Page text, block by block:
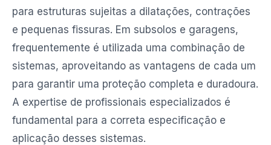
para estruturas sujeitas a dilatações, contrações
e pequenas fissuras. Em subsolos e garagens,
frequentemente é utilizada uma combinação de
sistemas, aproveitando as vantagens de cada um
para garantir uma proteção completa e duradoura.
A expertise de profissionais especializados é
fundamental para a correta especificação e
aplicação desses sistemas.